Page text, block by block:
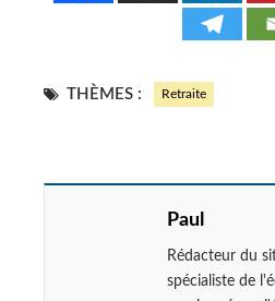
THÈMES : Retraite
Paul
Rédacteur du
spécialiste de